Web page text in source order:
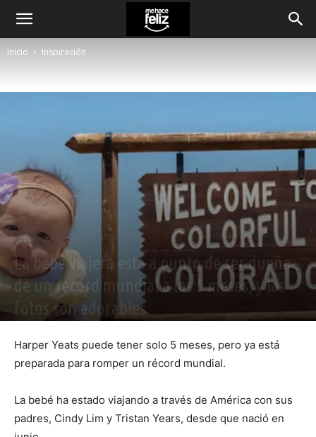
Inicio Inspiración
Inspiración
La bebé viajera está a punto de ser dueña
de un récord mundial a los 5 meses, y las
fotos son adorables
Harper Yeats puede tener solo 5 meses, pero ya está
preparada para romper un récord mundial.
La bebé ha estado viajando a través de América con sus
padres, Cindy Lim y Tristan Years, desde que nació en